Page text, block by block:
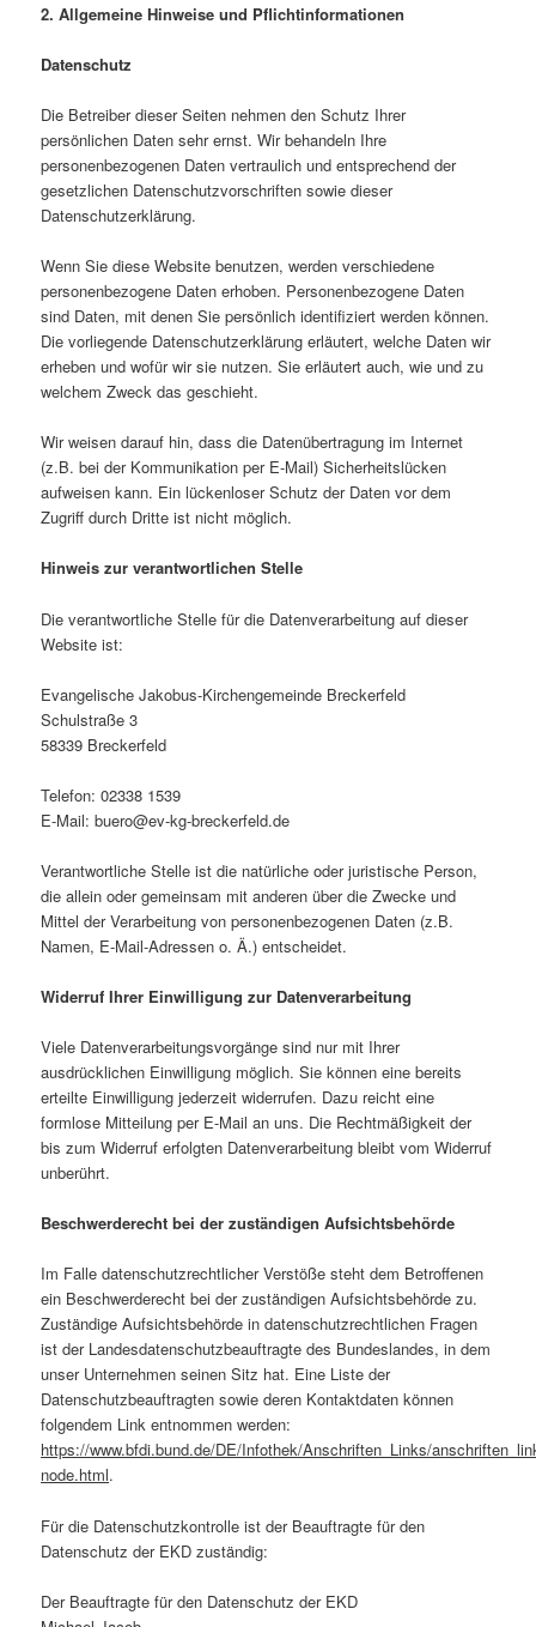
2. Allgemeine Hinweise und Pflichtinformationen
Datenschutz
Die Betreiber dieser Seiten nehmen den Schutz Ihrer
persönlichen Daten sehr ernst. Wir behandeln Ihre
personenbezogenen Daten vertraulich und entsprechend der
gesetzlichen Datenschutzvorschriften sowie dieser
Datenschutzerklärung.
Wenn Sie diese Website benutzen, werden verschiedene
personenbezogene Daten erhoben. Personenbezogene Daten
sind Daten, mit denen Sie persönlich identifiziert werden können.
Die vorliegende Datenschutzerklärung erläutert, welche Daten wir
erheben und wofür wir sie nutzen. Sie erläutert auch, wie und zu
welchem Zweck das geschieht.
Wir weisen darauf hin, dass die Datenübertragung im Internet
(z.B. bei der Kommunikation per E-Mail) Sicherheitslücken
aufweisen kann. Ein lückenloser Schutz der Daten vor dem
Zugriff durch Dritte ist nicht möglich.
Hinweis zur verantwortlichen Stelle
Die verantwortliche Stelle für die Datenverarbeitung auf dieser
Website ist:
Evangelische Jakobus-Kirchengemeinde Breckerfeld
Schulstraße 3
58339 Breckerfeld
Telefon: 02338 1539
E-Mail: buero@ev-kg-breckerfeld.de
Verantwortliche Stelle ist die natürliche oder juristische Person,
die allein oder gemeinsam mit anderen über die Zwecke und
Mittel der Verarbeitung von personenbezogenen Daten (z.B.
Namen, E-Mail-Adressen o. Ä.) entscheidet.
Widerruf Ihrer Einwilligung zur Datenverarbeitung
Viele Datenverarbeitungsvorgänge sind nur mit Ihrer
ausdrücklichen Einwilligung möglich. Sie können eine bereits
erteilte Einwilligung jederzeit widerrufen. Dazu reicht eine
formlose Mitteilung per E-Mail an uns. Die Rechtmäßigkeit der
bis zum Widerruf erfolgten Datenverarbeitung bleibt vom Widerruf
unberührt.
Beschwerderecht bei der zuständigen Aufsichtsbehörde
Im Falle datenschutzrechtlicher Verstöße steht dem Betroffenen
ein Beschwerderecht bei der zuständigen Aufsichtsbehörde zu.
Zuständige Aufsichtsbehörde in datenschutzrechtlichen Fragen
ist der Landesdatenschutzbeauftragte des Bundeslandes, in dem
unser Unternehmen seinen Sitz hat. Eine Liste der
Datenschutzbeauftragten sowie deren Kontaktdaten können
folgendem Link entnommen werden:
https://www.bfdi.bund.de/DE/Infothek/Anschriften_Links/
node.html.
Für die Datenschutzkontrolle ist der Beauftragte für den
Datenschutz der EKD zuständig:
Der Beauftragte für den Datenschutz der EKD